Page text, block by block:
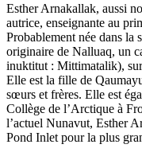
Esther Arnakallak, aussi
autrice, enseignante au
Probablement née dans la
originaire de Nalluaq, un
inuktitut : Mittimatalik),
Elle est la fille de
sœurs et frères. Elle est
Collège de l’Arctique à
l’actuel Nunavut, Esther
Pond Inlet pour la plus